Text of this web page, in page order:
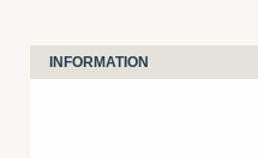
INFORMATION